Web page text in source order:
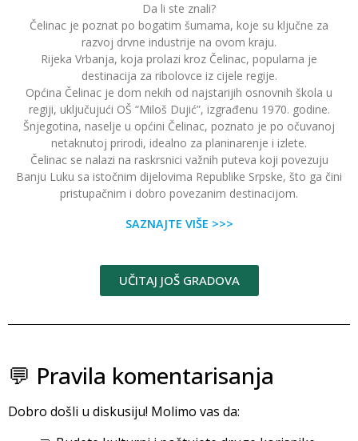
Da li ste znali?
Čelinac je poznat po bogatim šumama, koje su ključne za
razvoj drvne industrije na ovom kraju.
Rijeka Vrbanja, koja prolazi kroz Čelinac, popularna je
destinacija za ribolovce iz cijele regije.
Općina Čelinac je dom nekih od najstarijih osnovnih škola u
regiji, uključujući OŠ “Miloš Dujić”, izgrađenu 1970. godine.
Šnjegotina, naselje u općini Čelinac, poznato je po očuvanoj
netaknutoj prirodi, idealno za planinarenje i izlete.
Čelinac se nalazi na raskrsnici važnih puteva koji povezuju
Banju Luku sa istočnim dijelovima Republike Srpske, što ga čini
pristupačnim i dobro povezanim destinacijom.
SAZNAJTE VIŠE >>>
UČITAJ JOŠ GRADOVA
💬 Pravila komentarisanja
Dobro došli u diskusiju! Molimo vas da: